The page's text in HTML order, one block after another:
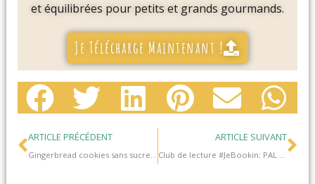
et équilibrées pour petits et grands gourmands.
Je Télécharge Maintenant !
Précédent
ARTICLE PRÉCÉDENT
Gingerbread cookies sans sucres raffinés (biscuits cétogènes)
ARTICLE SUIVANT
Club de lecture #JeBookin: PAL été 2019